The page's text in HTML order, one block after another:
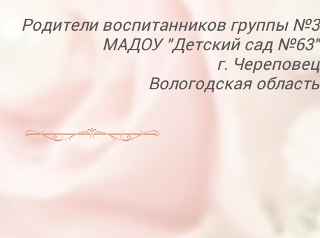
Родители воспитанников группы №3
МАДОУ "Детский сад №63"
г. Череповец
Вологодская область